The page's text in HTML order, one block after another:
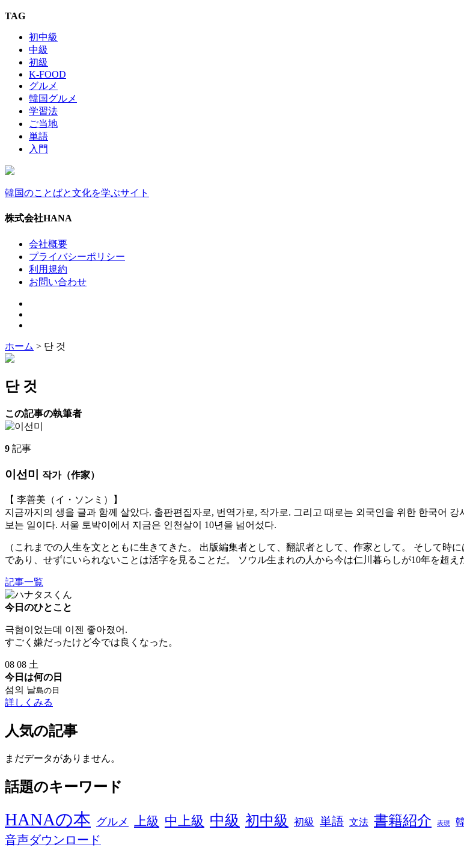
TAG
初中級
中級
初級
K-FOOD
グルメ
韓国グルメ
学習法
ご当地
単語
入門
韓国のことばと文化を学ぶサイト
株式会社HANA
会社概要
プライバシーポリシー
利用規約
お問い合わせ
ホーム > 단 것
단 것
この記事の執筆者
9 記事
이선미 작가（作家）
【 李善美（イ・ソンミ）】
지금까지의 생을 글과 함께 살았다. 출판편집자로, 번역가로, 작가로. 그리고 때로는 외국인을 위한 한국어
보는 일이다. 서울 토박이에서 지금은 인천살이 10년을 넘어섰다.
（これまでの人生を文とともに生きてきた。 出版編集者として、翻訳者として、作家として。 そして時
であり、せずにいられないことは活字を見ることだ。 ソウル生まれの人から今は仁川暮らしが10年を超え
記事一覧
今日のひとこと
극혐이었는데 이젠 좋아졌어.
すごく嫌だったけど今では良くなった。
08 08 土
今日は何の日
섬의 날島の日
詳しくみる
人気の記事
まだデータがありません。
話題のキーワード
HANAの本 グルメ 上級 中上級 中級 初中級 初級 単語 文法 書籍紹介 表現
音声ダウンロード